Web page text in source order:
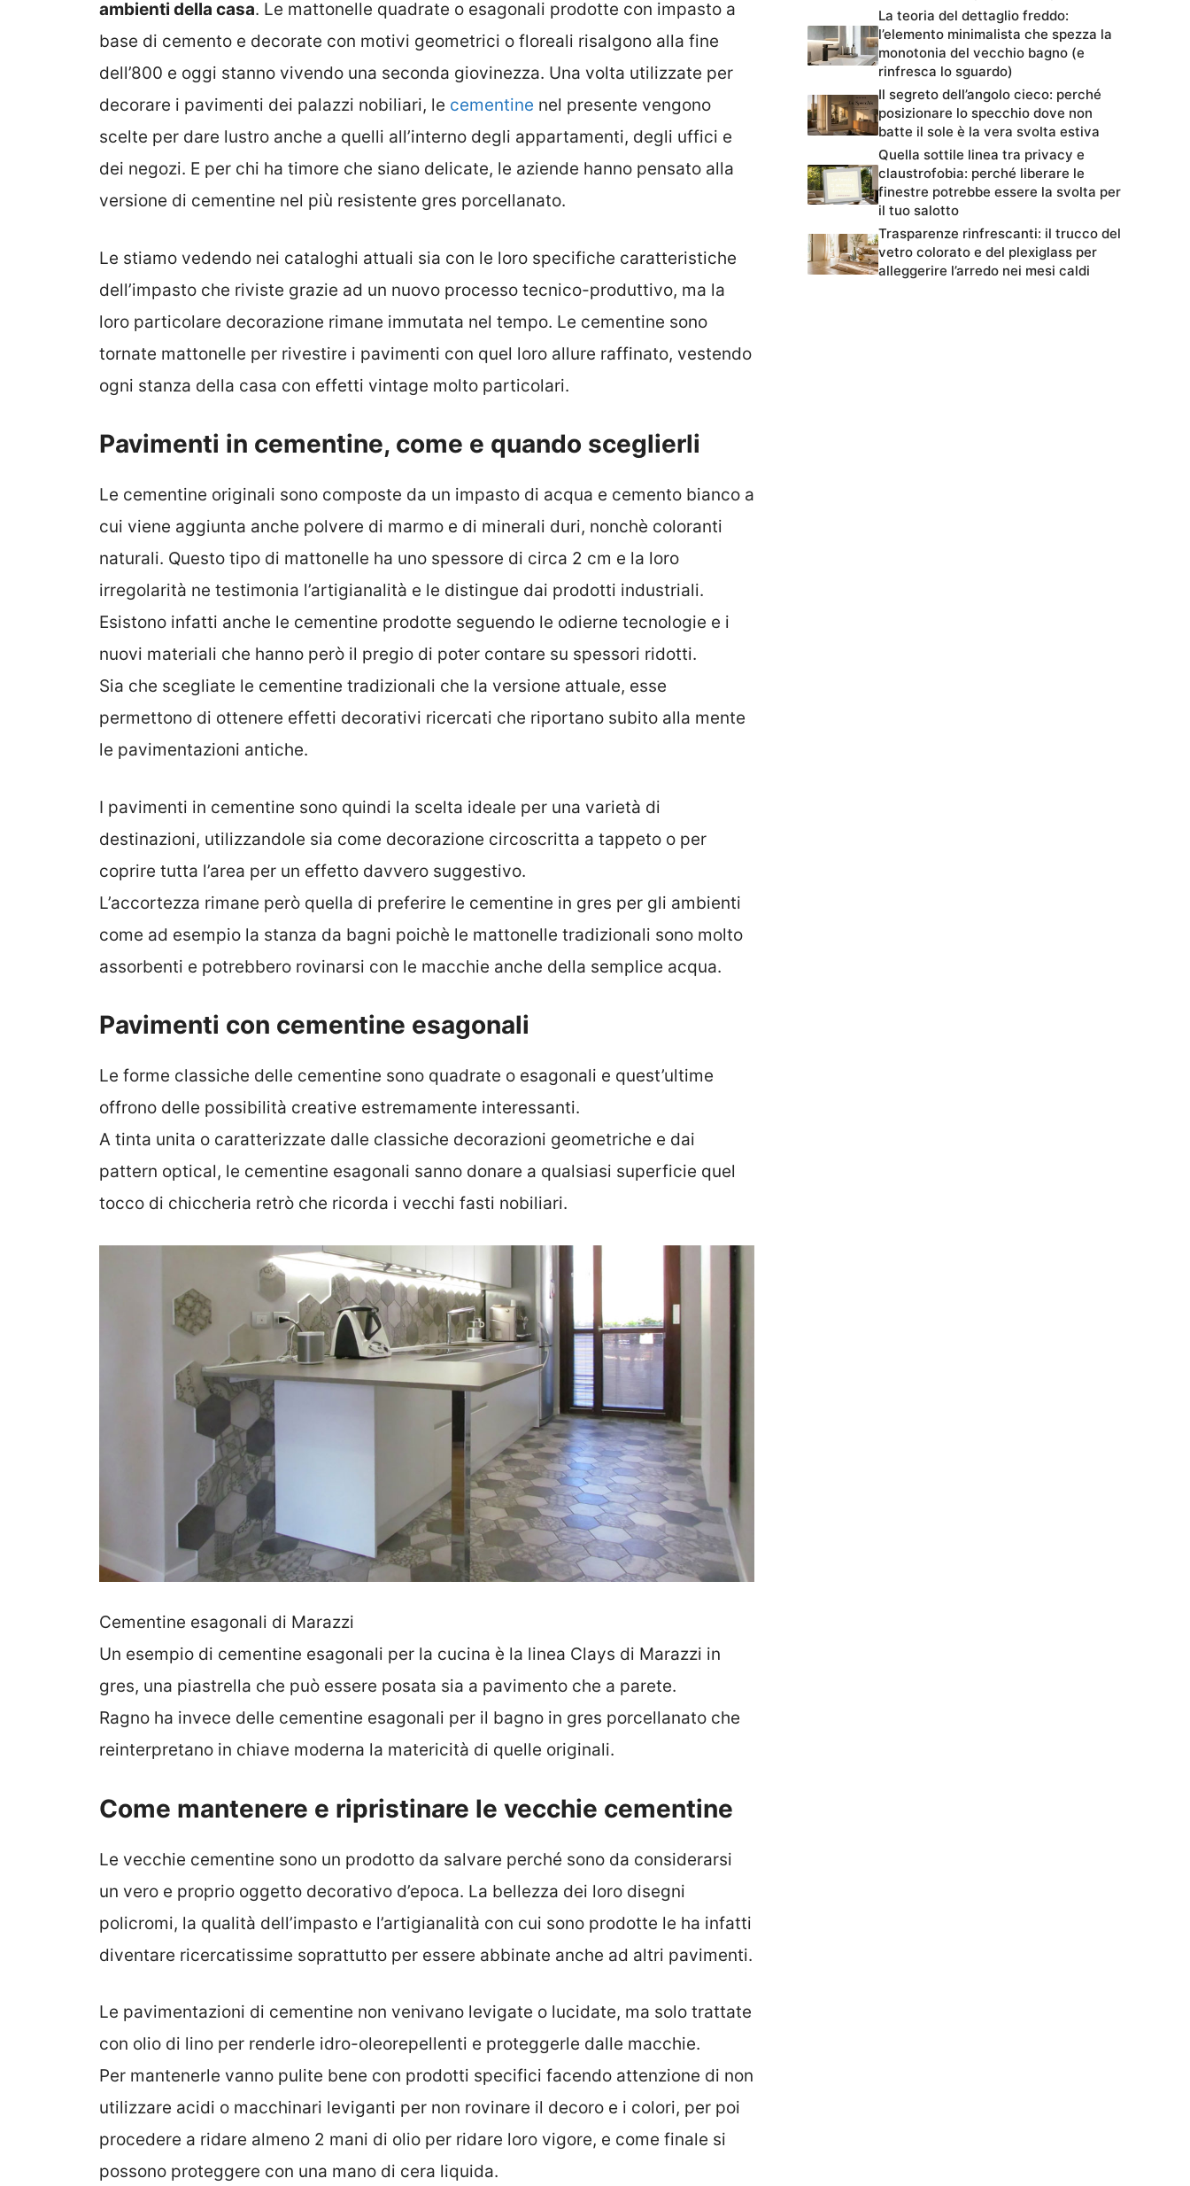
ambienti della casa. Le mattonelle quadrate o esagonali prodotte con impasto a
base di cemento e decorate con motivi geometrici o floreali risalgono alla fine
dell’800 e oggi stanno vivendo una seconda giovinezza. Una volta utilizzate per
decorare i pavimenti dei palazzi nobiliari, le cementine nel presente vengono
scelte per dare lustro anche a quelli all’interno degli appartamenti, degli uffici e
dei negozi. E per chi ha timore che siano delicate, le aziende hanno pensato alla
versione di cementine nel più resistente gres porcellanato.
Le stiamo vedendo nei cataloghi attuali sia con le loro specifiche caratteristiche
dell’impasto che riviste grazie ad un nuovo processo tecnico-produttivo, ma la
loro particolare decorazione rimane immutata nel tempo. Le cementine sono
tornate mattonelle per rivestire i pavimenti con quel loro allure raffinato, vestendo
ogni stanza della casa con effetti vintage molto particolari.
Pavimenti in cementine, come e quando sceglierli
Le cementine originali sono composte da un impasto di acqua e cemento bianco a
cui viene aggiunta anche polvere di marmo e di minerali duri, nonchè coloranti
naturali. Questo tipo di mattonelle ha uno spessore di circa 2 cm e la loro
irregolarità ne testimonia l’artigianalità e le distingue dai prodotti industriali.
Esistono infatti anche le cementine prodotte seguendo le odierne tecnologie e i
nuovi materiali che hanno però il pregio di poter contare su spessori ridotti.
Sia che scegliate le cementine tradizionali che la versione attuale, esse
permettono di ottenere effetti decorativi ricercati che riportano subito alla mente
le pavimentazioni antiche.
I pavimenti in cementine sono quindi la scelta ideale per una varietà di
destinazioni, utilizzandole sia come decorazione circoscritta a tappeto o per
coprire tutta l’area per un effetto davvero suggestivo.
L’accortezza rimane però quella di preferire le cementine in gres per gli ambienti
come ad esempio la stanza da bagni poichè le mattonelle tradizionali sono molto
assorbenti e potrebbero rovinarsi con le macchie anche della semplice acqua.
Pavimenti con cementine esagonali
Le forme classiche delle cementine sono quadrate o esagonali e quest’ultime
offrono delle possibilità creative estremamente interessanti.
A tinta unita o caratterizzate dalle classiche decorazioni geometriche e dai
pattern optical, le cementine esagonali sanno donare a qualsiasi superficie quel
tocco di chiccheria retrò che ricorda i vecchi fasti nobiliari.
Cementine esagonali di Marazzi
Un esempio di cementine esagonali per la cucina è la linea Clays di Marazzi in
gres, una piastrella che può essere posata sia a pavimento che a parete.
Ragno ha invece delle cementine esagonali per il bagno in gres porcellanato che
reinterpretano in chiave moderna la matericità di quelle originali.
Come mantenere e ripristinare le vecchie cementine
Le vecchie cementine sono un prodotto da salvare perché sono da considerarsi
un vero e proprio oggetto decorativo d’epoca. La bellezza dei loro disegni
policromi, la qualità dell’impasto e l’artigianalità con cui sono prodotte le ha infatti
diventare ricercatissime soprattutto per essere abbinate anche ad altri pavimenti.
Le pavimentazioni di cementine non venivano levigate o lucidate, ma solo trattate
con olio di lino per renderle idro-oleorepellenti e proteggerle dalle macchie.
Per mantenerle vanno pulite bene con prodotti specifici facendo attenzione di non
utilizzare acidi o macchinari leviganti per non rovinare il decoro e i colori, per poi
procedere a ridare almeno 2 mani di olio per ridare loro vigore, e come finale si
possono proteggere con una mano di cera liquida.
La teoria del dettaglio freddo:
l’elemento minimalista che spezza la
monotonia del vecchio bagno (e
rinfresca lo sguardo)
Il segreto dell’angolo cieco: perché
posizionare lo specchio dove non
batte il sole è la vera svolta estiva
Quella sottile linea tra privacy e
claustrofobia: perché liberare le
finestre potrebbe essere la svolta per
il tuo salotto
Trasparenze rinfrescanti: il trucco del
vetro colorato e del plexiglass per
alleggerire l’arredo nei mesi caldi